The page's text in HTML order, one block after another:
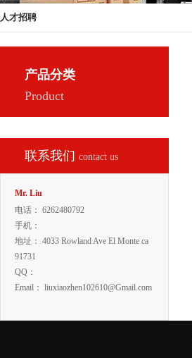
人才招聘
产品分类
Product
联系我们 contact us
Mr. Liu
电话： 6262480792
手机：
地址： 4033 Rowland Ave El Monte ca
91731
QQ：
Email： liuxiaozhen102610@Gmail.com